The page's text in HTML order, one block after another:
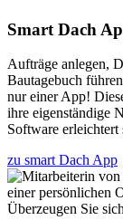
Smart Dach
Aufträge anlegen,
Bautagebuch
nur einer App!
ihre eigenständige
Software erleichtert
zu smart Dach App
Überzeugen Sie